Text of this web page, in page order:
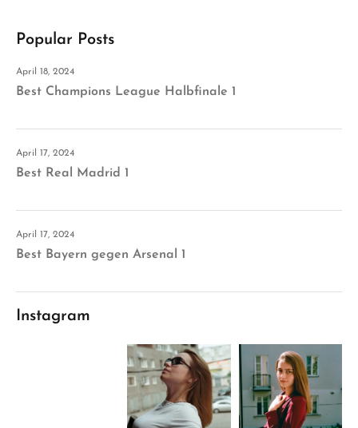
Popular Posts
April 18, 2024
Best Champions League Halbfinale 1
April 17, 2024
Best Real Madrid 1
April 17, 2024
Best Bayern gegen Arsenal 1
Instagram